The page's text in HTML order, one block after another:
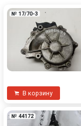
№ 17/70-3
В корзину
№ 44172